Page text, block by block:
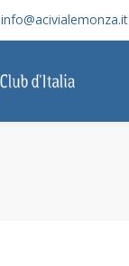
info@acivialemonza.it